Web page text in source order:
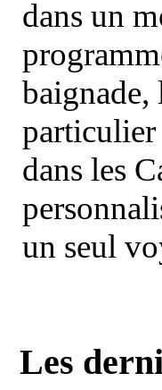
dans un
baignade,
dans les
un seul
Les